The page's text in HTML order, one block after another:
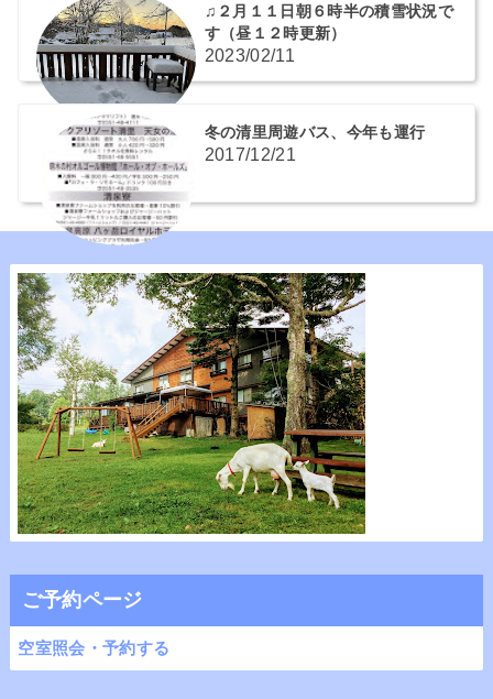
♫２月１１日朝６時半の積雪状況で
す（昼１２時更新）
2023/02/11
冬の清里周遊バス、今年も運行
2017/12/21
ご予約ページ
空室照会・予約する